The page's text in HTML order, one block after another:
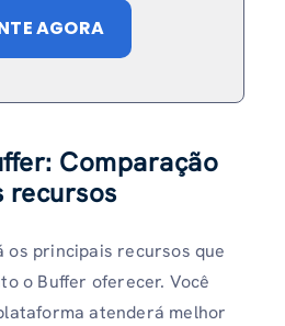
AGORA
Comparação
recursos
os principais recursos que
o Buffer oferecer. Você
atenderá melhor